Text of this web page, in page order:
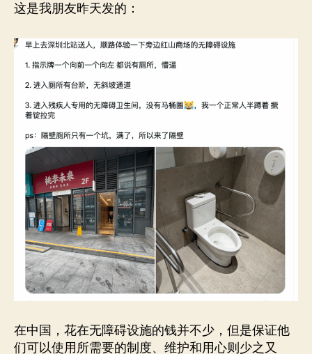
这是我朋友昨天发的：
在中国，花在无障碍设施的钱并不少，但是保证他
们可以使用所需要的制度、维护和用心则少之又